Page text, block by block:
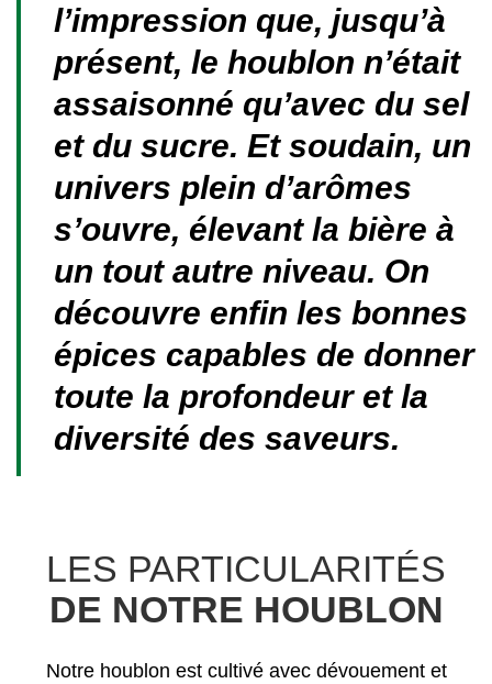
l’impression que, jusqu’à
présent, le houblon n’était
assaisonné qu’avec du sel
et du sucre. Et soudain, un
univers plein d’arômes
s’ouvre, élevant la bière à
un tout autre niveau. On
découvre enfin les bonnes
épices capables de donner
toute la profondeur et la
diversité des saveurs.
LES PARTICULARITÉS
DE NOTRE HOUBLON
Notre houblon est cultivé avec dévouement et